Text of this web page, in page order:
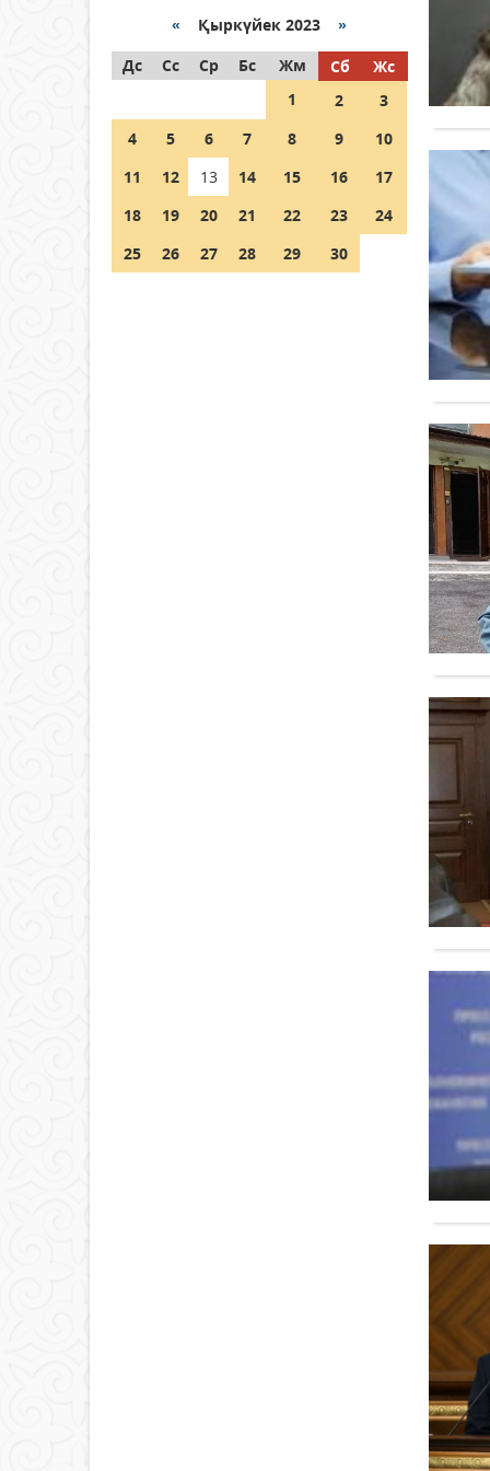
граждане Казахстана,
находящиеся за рубежом?
05 тамыз 2026 ж.
Шетелде жүрген Қазақстан
азаматтары қалай дауыс
бере алады?
« Қыркүйек 2023 »
Дс
Сс Ср Бс Жм Сб
Жс
1
2
3
4
5 6 7 8 9
10
11
12 13 14 15 16
17
18
19 20 21 22 23
24
25
26 27 28 29 30